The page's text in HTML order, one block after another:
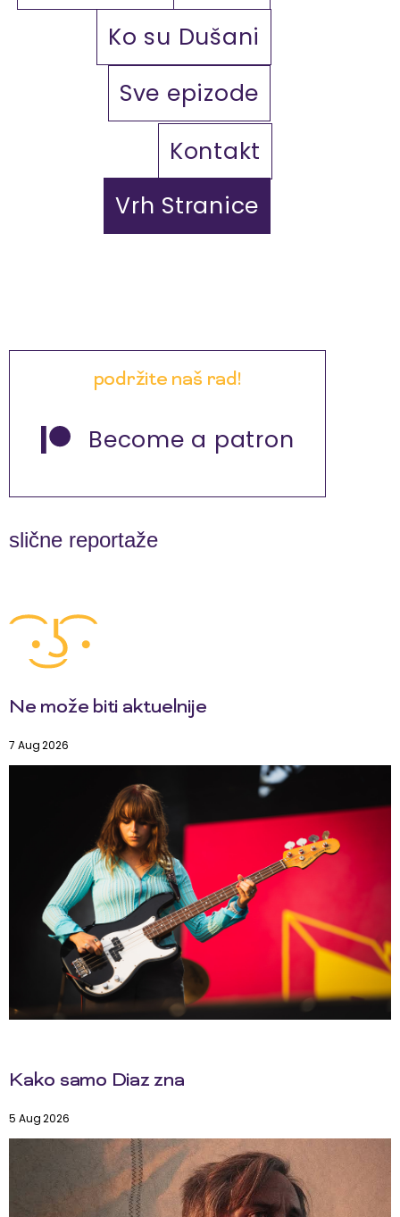
Ko su Dušani
Sve epizode
Kontakt
Vrh Stranice
podržite naš rad!
Become a patron
slične reportaže
Ne može biti aktuelnije
7 Aug 2026
Kako samo Diaz zna
5 Aug 2026